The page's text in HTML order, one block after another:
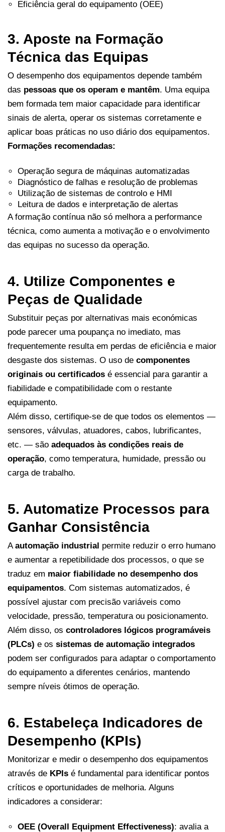
Eficiência geral do equipamento (OEE)
3. Aposte na Formação
Técnica das Equipas
O desempenho dos equipamentos depende também
das pessoas que os operam e mantêm. Uma equipa
bem formada tem maior capacidade para identificar
sinais de alerta, operar os sistemas corretamente e
aplicar boas práticas no uso diário dos equipamentos.
Formações recomendadas:
Operação segura de máquinas automatizadas
Diagnóstico de falhas e resolução de problemas
Utilização de sistemas de controlo e HMI
Leitura de dados e interpretação de alertas
A formação contínua não só melhora a performance
técnica, como aumenta a motivação e o envolvimento
das equipas no sucesso da operação.
4. Utilize Componentes e
Peças de Qualidade
Substituir peças por alternativas mais económicas
pode parecer uma poupança no imediato, mas
frequentemente resulta em perdas de eficiência e maior
desgaste dos sistemas. O uso de componentes
originais ou certificados é essencial para garantir a
fiabilidade e compatibilidade com o restante
equipamento.
Além disso, certifique-se de que todos os elementos —
sensores, válvulas, atuadores, cabos, lubrificantes,
etc. — são adequados às condições reais de
operação, como temperatura, humidade, pressão ou
carga de trabalho.
5. Automatize Processos para
Ganhar Consistência
A automação industrial permite reduzir o erro humano
e aumentar a repetibilidade dos processos, o que se
traduz em maior fiabilidade no desempenho dos
equipamentos. Com sistemas automatizados, é
possível ajustar com precisão variáveis como
velocidade, pressão, temperatura ou posicionamento.
Além disso, os controladores lógicos programáveis
(PLCs) e os sistemas de automação integrados
podem ser configurados para adaptar o comportamento
do equipamento a diferentes cenários, mantendo
sempre níveis ótimos de operação.
6. Estabeleça Indicadores de
Desempenho (KPIs)
Monitorizar e medir o desempenho dos equipamentos
através de KPIs é fundamental para identificar pontos
críticos e oportunidades de melhoria. Alguns
indicadores a considerar:
OEE (Overall Equipment Effectiveness): avalia a